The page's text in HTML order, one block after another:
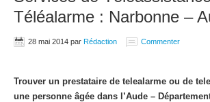
Téléalarme : Narbonne –
28 mai 2014 par Rédaction Commenter
Trouver un prestataire de telealarme ou de
une personne âgée dans l’Aude –